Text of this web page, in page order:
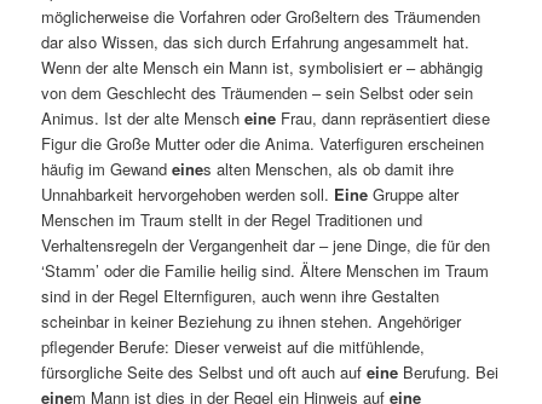
möglicherweise die Vorfahren oder Großeltern des Träumenden
dar also Wissen, das sich durch Erfahrung angesammelt hat.
Wenn der alte Mensch ein Mann ist, symbolisiert er – abhängig
von dem Geschlecht des Träumenden – sein Selbst oder sein
Animus. Ist der alte Menscheine Frau, dann repräsentiert diese
Figur die Große Mutter oder die Anima. Vaterfiguren erscheinen
häufig im Gewandeines alten Menschen, als ob damit ihre
Unnahbarkeit hervorgehoben werden soll. Eine Gruppe alter
Menschen im Traum stellt in der Regel Traditionen und
Verhaltensregeln der Vergangenheit dar – jene Dinge, die für den
‘Stamm’ oder die Familie heilig sind. Ältere Menschen im Traum
sind in der Regel Elternfiguren, auch wenn ihre Gestalten
scheinbar in keiner Beziehung zu ihnen stehen. Angehöriger
pflegender Berufe: Dieser verweist auf die mitfühlende,
fürsorgliche Seite des Selbst und oft auch aufeine Berufung. Bei
einem Mann ist dies in der Regel ein Hinweis aufeine